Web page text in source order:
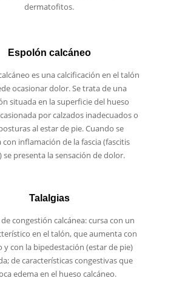
dermatofitos.
Espolón calcáneo
es una calcificación en el talón
ocasionar dolor. Se trata de una
situada en la superficie del hueso
por calzados inadecuados o
al estar de pie. Cuando se
con inflamación de la fascia (fascitis
se presenta la sensación de dolor.
Talalgias
congestión calcánea: cursa con un
en el talón, que aumenta con
y con la bipedestación (estar de pie)
de características congestivas que
edema en el hueso calcáneo.